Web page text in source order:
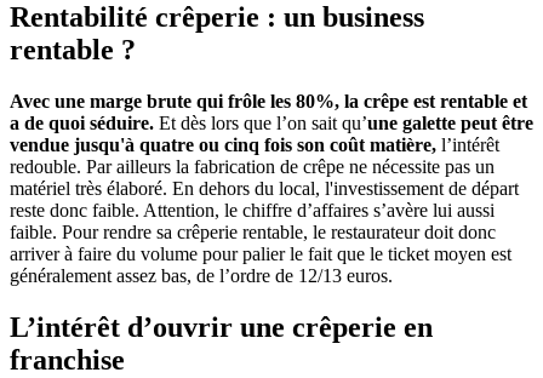
Rentabilité crêperie : un business
rentable ?
Avec une marge brute qui frôle les 80%, la crêpe est rentable et
a de quoi séduire. Et dès lors que l’on sait qu’une galette peut être
vendue jusqu'à quatre ou cinq fois son coût matière, l’intérêt
redouble. Par ailleurs la fabrication de crêpe ne nécessite pas un
matériel très élaboré. En dehors du local, l'investissement de départ
reste donc faible. Attention, le chiffre d’affaires s’avère lui aussi
faible. Pour rendre sa crêperie rentable, le restaurateur doit donc
arriver à faire du volume pour palier le fait que le ticket moyen est
généralement assez bas, de l’ordre de 12/13 euros.
L’intérêt d’ouvrir une crêperie en
franchise